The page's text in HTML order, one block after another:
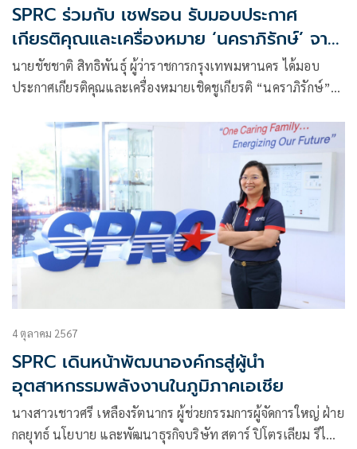
SPRC ร่วมกับ เชฟรอน รับมอบประกาศ
เกียรติคุณและเครื่องหมาย ‘นคราภิรักษ์’ จาก
ภารกิจสนับสนุนช่วยเหลือและค้นหาผู้ประสบ
ภัยเหตุแผ่นดินไหว
นายชัชชาติ สิทธิพันธุ์ ผู้ว่าราชการกรุงเทพมหานคร ได้มอบ
ประกาศเกียรติคุณและเครื่องหมายเชิดชูเกียรติ “นคราภิรักษ์”
ร่วมกับ กลุ่มบริษัทเชฟรอนในประเทศไทย นำโดย นายสันติศักดิ์
ไทยพัฒน์ประธานกรรมการและผู้จัดการใหญ่ บริษัท เชฟรอน
(ไทย) จํากัด
4 ตุลาคม 2567
SPRC เดินหน้าพัฒนาองค์กรสู่ผู้นำ
อุตสาหกรรมพลังงานในภูมิภาคเอเชีย
นางสาวเชาวศรี เหลืองรัตนากร ผู้ช่วยกรรมการผู้จัดการใหญ่ ฝ่าย
กลยุทธ์ นโยบาย และพัฒนาธุรกิจบริษัท สตาร์ ปิโตรเลียม รีไฟน์